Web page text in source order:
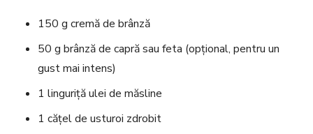
150 g cremă de brânză
50 g brânză de capră sau feta (opțional, pentru un
gust mai intens)
1 linguriță ulei de măsline
1 cățel de usturoi zdrobit